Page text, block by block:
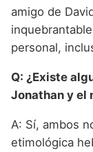
amigo de
personal,
Q: ¿Existe
Jonathan y el
A: Sí, ambos
etimológica